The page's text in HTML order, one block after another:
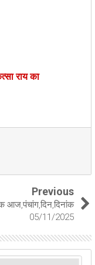
राय का
Previous
आज,पंचांग,दिन,दिनांक
05/11/2025